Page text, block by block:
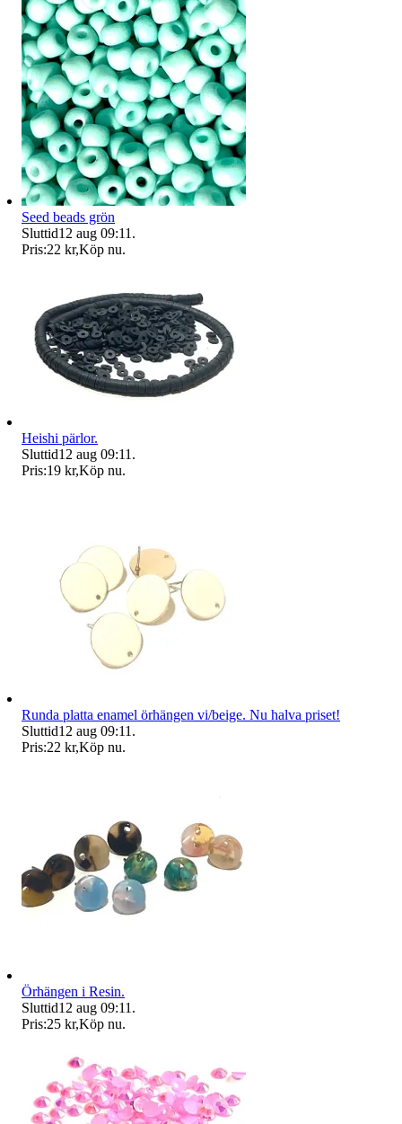
Seed beads grön
Sluttid12 aug 09:11 .
Pris:22 kr,Köp nu.
Heishi pärlor.
Sluttid12 aug 09:11 .
Pris:19 kr,Köp nu.
Runda platta enamel örhängen vi/beige. Nu halva priset!
Sluttid12 aug 09:11 .
Pris:22 kr,Köp nu.
Örhängen i Resin.
Sluttid12 aug 09:11 .
Pris:25 kr,Köp nu.